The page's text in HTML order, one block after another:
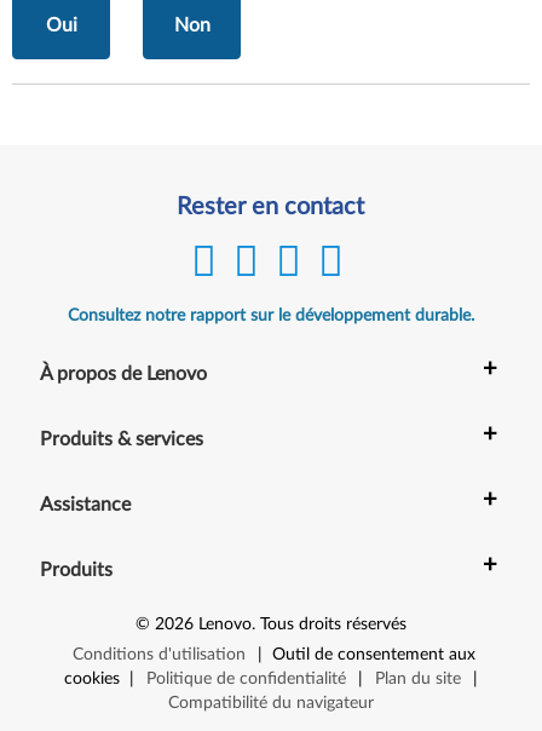
Oui Non
Rester en contact
Consultez notre rapport sur le développement durable.
À propos de Lenovo +
Produits & services +
Assistance +
Produits +
© 2026 Lenovo. Tous droits réservés
Conditions d'utilisation
Outil de consentement aux
cookies
Politique de confidentialité Plan du site
Compatibilité du navigateur